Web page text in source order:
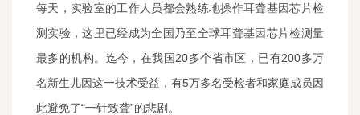
每天，实验室的工作人员都会熟练地操作耳聋基因芯片检
测实验，这里已经成为全国乃至全球耳聋基因芯片检测量
最多的机构。迄今，在我国20多个省市区，已有200多万
名新生儿因这一技术受益，有5万多名受检者和家庭成员因
此避免了“一针致聋”的悲剧。